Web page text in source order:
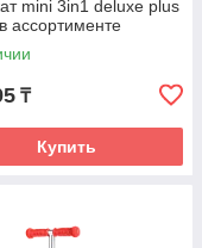
mini 3in1 deluxe plus
ассортименте
₸
Купить